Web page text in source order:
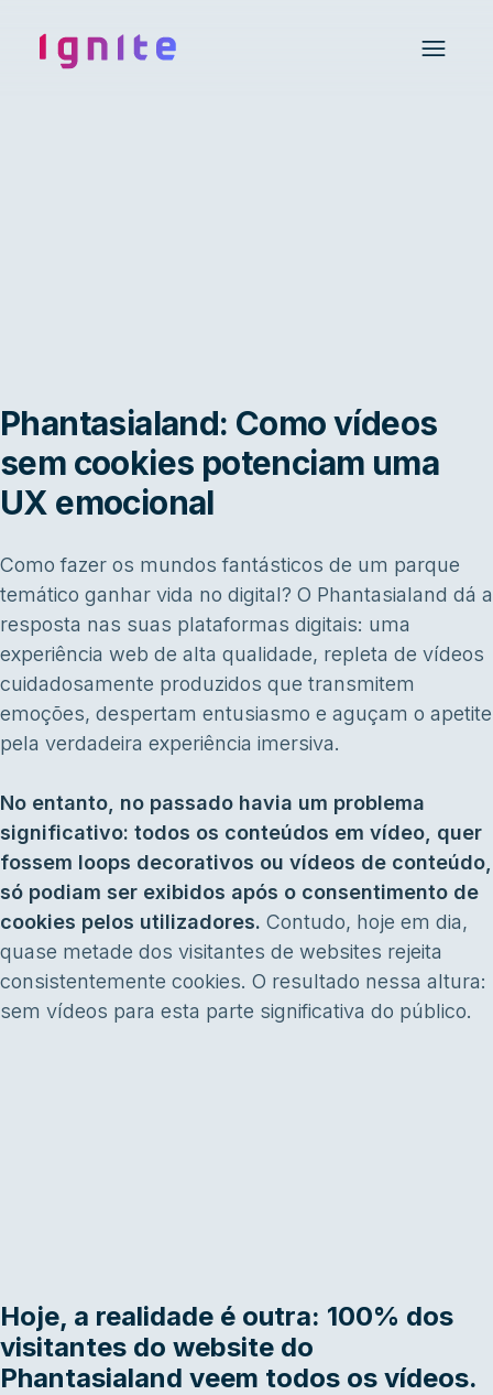
Ignite • Video Experience Cloud
Open
Phantasialand: Como vídeos
sem cookies potenciam uma
UX emocional
Como fazer os mundos fantásticos de um parque
temático ganhar vida no digital? O Phantasialand dá a
resposta nas suas plataformas digitais: uma
experiência web de alta qualidade, repleta de vídeos
cuidadosamente produzidos que transmitem
emoções, despertam entusiasmo e aguçam o apetite
pela verdadeira experiência imersiva.
No entanto, no passado havia um problema
significativo: todos os conteúdos em vídeo, quer
fossem loops decorativos ou vídeos de conteúdo,
só podiam ser exibidos após o consentimento de
cookies pelos utilizadores. Contudo, hoje em dia,
quase metade dos visitantes de websites rejeita
consistentemente cookies. O resultado nessa altura:
sem vídeos para esta parte significativa do público.
Hoje, a realidade é outra: 100% dos
visitantes do website do
Phantasialand veem todos os vídeos.